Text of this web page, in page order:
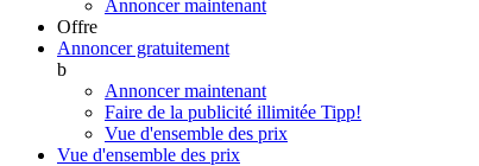
Annoncer maintenant
Offre
Annoncer gratuitement
b
Annoncer maintenant
Faire de la publicité illimitée Tipp!
Vue d'ensemble des prix
Vue d'ensemble des prix